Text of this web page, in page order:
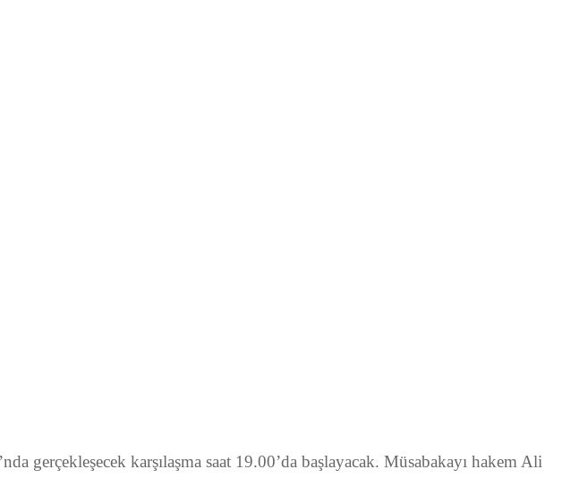
gerçekleşecek karşılaşma saat 19.00’da başlayacak. Müsabakayı hakem Ali